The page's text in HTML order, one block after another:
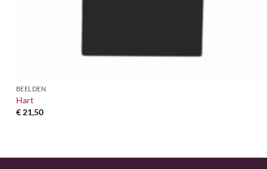
BEELDEN
Hart
€21,50